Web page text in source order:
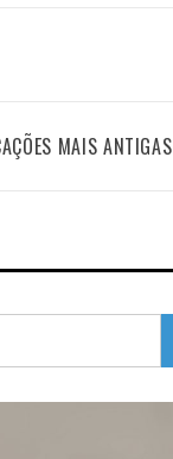
MAIS ANTIGAS